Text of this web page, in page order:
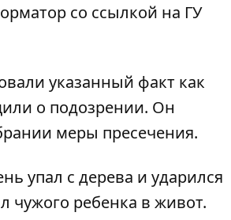
со ссылкой на ГУ
указанный факт как
о подозрении. Он
меры пресечения.
упал с дерева и ударился
чужого ребенка в живот.